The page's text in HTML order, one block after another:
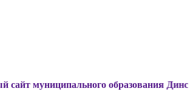
образования Динской район